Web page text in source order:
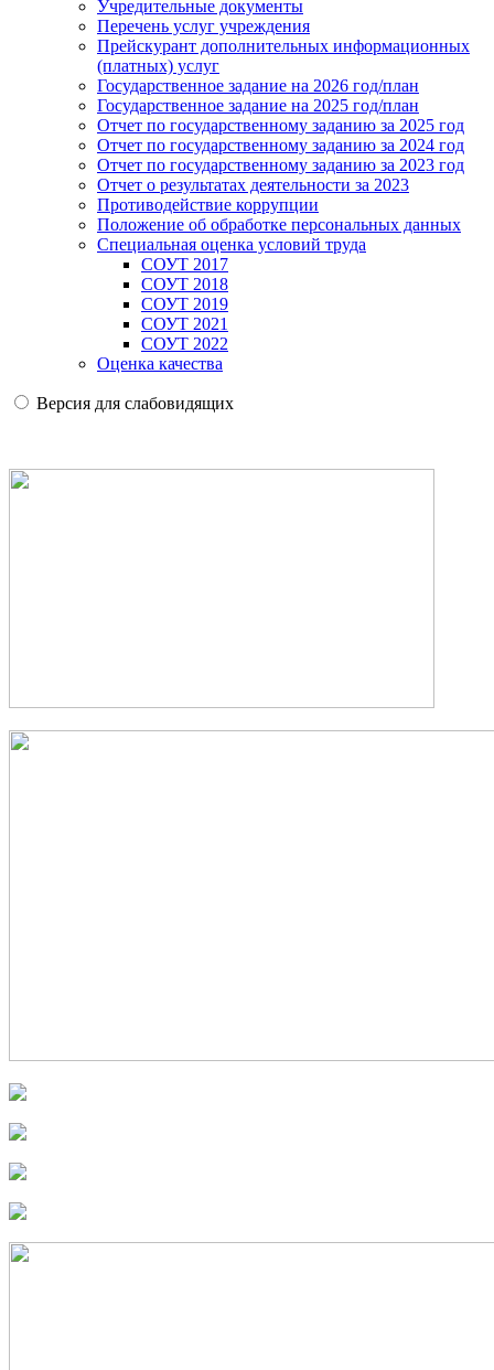
Учредительные документы
Перечень услуг учреждения
Прейскурант дополнительных информационных
(платных) услуг
Государственное задание на 2026 год/план
Государственное задание на 2025 год/план
Отчет по государственному заданию за 2025 год
Отчет по государственному заданию за 2024 год
Отчет по государственному заданию за 2023 год
Отчет о результатах деятельности за 2023
Противодействие коррупции
Положение об обработке персональных данных
Специальная оценка условий труда
СОУТ 2017
СОУТ 2018
СОУТ 2019
СОУТ 2021
СОУТ 2022
Оценка качества
Версия для слабовидящих